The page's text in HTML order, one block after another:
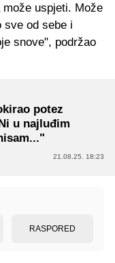
može uspjeti. Može
sve od sebe i
snove", podržao
potez
u najluđim
21.08.25. 18:23
RASPORED